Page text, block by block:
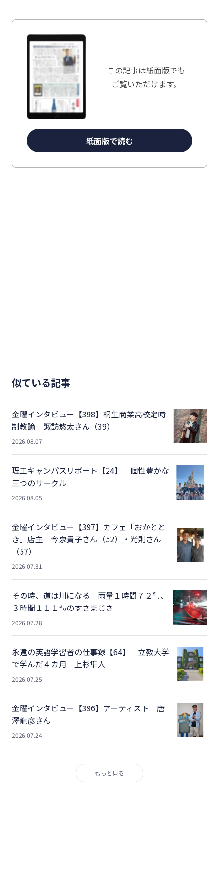
この記事は紙面版でも
ご覧いただけます。
紙面版で読む
似ている記事
金曜インタビュー【398】桐生商業高校定時
制教諭 諏訪悠太さん（39）
2026.08.07
理工キャンパスリポート【24】 個性豊かな
三つのサークル
2026.08.05
金曜インタビュー【397】カフェ「おかとと
き」店主 今泉貴子さん（52）・光則さん
（57）
2026.07.31
その時、道は川になる 雨量１時間７２㍉、
３時間１１１㍉のすさまじさ
2026.07.28
永遠の英語学習者の仕事録【64】 立教大学
で学んだ４カ月─上杉隼人
2026.07.25
金曜インタビュー【396】アーティスト 唐
澤龍彦さん
2026.07.24
もっと見る